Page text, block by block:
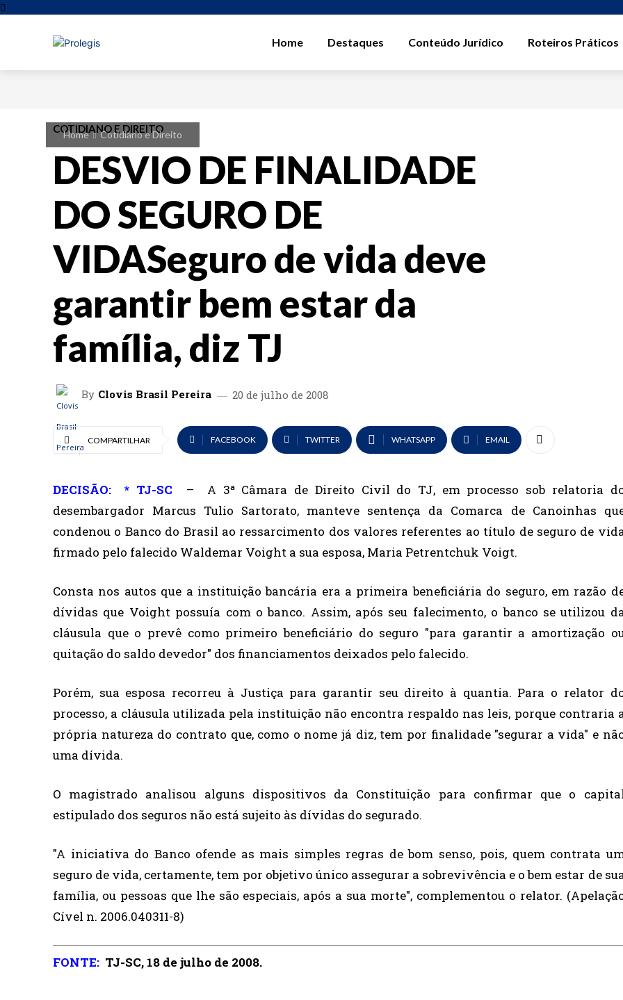
Home Destaques Conteúdo Jurídico Roteiros Práticos
Home Cotidiano e Direito
COTIDIANO E DIREITO
DESVIO DE FINALIDADE
DO SEGURO DE
VIDASeguro de vida deve
garantir bem estar da
família, diz TJ
By Clovis Brasil Pereira 20 de julho de 2008
COMPARTILHAR FACEBOOK TWITTER WHATSAPP EMAIL
DECISÃO: * TJ-SC – A 3ª Câmara de Direito Civil do TJ, em processo sob relatoria
desembargador Marcus Tulio Sartorato, manteve sentença da Comarca de Canoinhas
condenou o Banco do Brasil ao ressarcimento dos valores referentes ao título de seguro de
firmado pelo falecido Waldemar Voight a sua esposa, Maria Petrentchuk Voigt.
Consta nos autos que a instituição bancária era a primeira beneficiária do seguro, em razão
dívidas que Voight possuía com o banco. Assim, após seu falecimento, o banco se utilizou
cláusula que o prevê como primeiro beneficiário do seguro "para garantir a amortização
quitação do saldo devedor" dos financiamentos deixados pelo falecido.
Porém, sua esposa recorreu à Justiça para garantir seu direito à quantia. Para o relator
processo, a cláusula utilizada pela instituição não encontra respaldo nas leis, porque contraria
própria natureza do contrato que, como o nome já diz, tem por finalidade "segurar a vida" e
uma dívida.
O magistrado analisou alguns dispositivos da Constituição para confirmar que o
estipulado dos seguros não está sujeito às dívidas do segurado.
"A iniciativa do Banco ofende as mais simples regras de bom senso, pois, quem contrata
seguro de vida, certamente, tem por objetivo único assegurar a sobrevivência e o bem estar de
família, ou pessoas que lhe são especiais, após a sua morte", complementou o relator.
Cível n. 2006.040311-8)
FONTE: TJ-SC, 18 de julho de 2008.